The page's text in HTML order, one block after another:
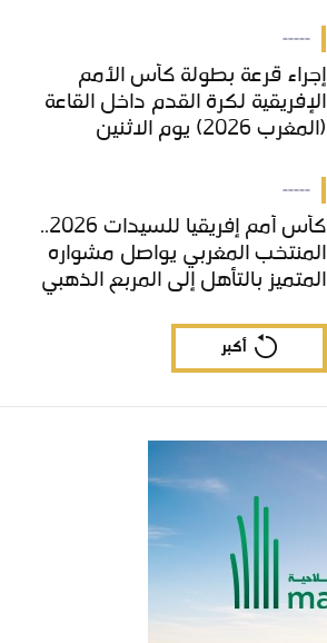
-----
إجراء قرعة بطولة كأس الأمم
الإفريقية لكرة القدم داخل القاعة
(المغرب 2026) يوم الاثنين
-----
كأس أمم إفريقيا للسيدات 2026..
المنتخب المغربي يواصل مشواره
المتميز بالتأهل إلى المربع الذهبي
ويحجز تذكرة العبور إلى مونديال
البرازيل 2027 أكبر